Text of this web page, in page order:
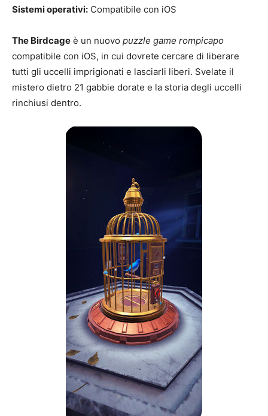
Sistemi operativi: Compatibile con iOS
The Birdcage è un nuovo puzzle game rompicapo
compatibile con iOS, in cui dovrete cercare di liberare
tutti gli uccelli imprigionati e lasciarli liberi. Svelate il
mistero dietro 21 gabbie dorate e la storia degli uccelli
rinchiusi dentro.